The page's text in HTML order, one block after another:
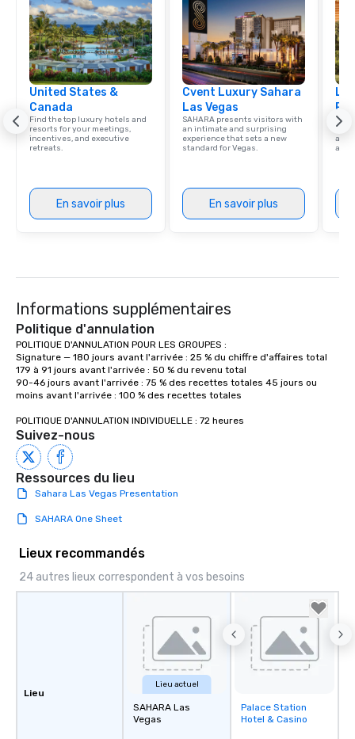
United States &
Canada
Find the top luxury hotels and
resorts for your meetings,
incentives, and executive
retreats.
En savoir plus
Cvent Luxury Sahara
Las Vegas
SAHARA presents visitors with
an intimate and surprising
experience that sets a new
standard for Vegas.
En savoir plus
with
and
Informations supplémentaires
Politique d'annulation
POLITIQUE D'ANNULATION POUR LES GROUPES :
Signature — 180 jours avant l'arrivée : 25 % du chiffre d'affaires total
179 à 91 jours avant l'arrivée : 50 % du revenu total
90-46 jours avant l'arrivée : 75 % des recettes totales 45 jours ou
moins avant l'arrivée : 100 % des recettes totales
POLITIQUE D'ANNULATION INDIVIDUELLE : 72 heures
Suivez-nous
Ressources du lieu
Sahara Las Vegas Presentation
SAHARA One Sheet
Lieux recommandés
24 autres lieux correspondent à vos besoins
Lieu
Lieu actuel
SAHARA Las
Vegas
Removed from
favorites
Palace Station
Hotel & Casino